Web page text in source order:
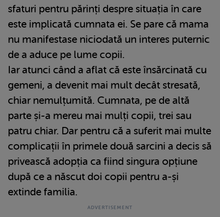
sfaturi pentru părinți despre situația în care
este implicată cumnata ei. Se pare că mama
nu manifestase niciodată un interes puternic
de a aduce pe lume copii.
Iar atunci când a aflat că este însărcinată cu
gemeni, a devenit mai mult decât stresată,
chiar nemulțumită. Cumnata, pe de altă
parte și-a mereu mai mulți copii, trei sau
patru chiar. Dar pentru că a suferit mai multe
complicații în primele două sarcini a decis să
privească adopția ca fiind singura opțiune
după ce a născut doi copii pentru a-și
extinde familia.